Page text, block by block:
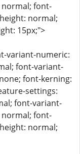
font-
normal;
15px;">
variant-numeric:
font-variant-
font-kerning:
settings:
font-variant-
font-
normal;